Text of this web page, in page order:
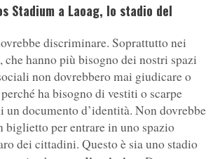
Stadium a Laoag, lo stadio del
discriminare. Soprattutto nei
hanno più bisogno dei nostri spazi
non dovrebbero mai giudicare o
ha bisogno di vestiti o scarpe
documento d’identità. Non dovrebbe
biglietto per entrare in uno spazio
dei cittadini. Questo è sia uno stadio